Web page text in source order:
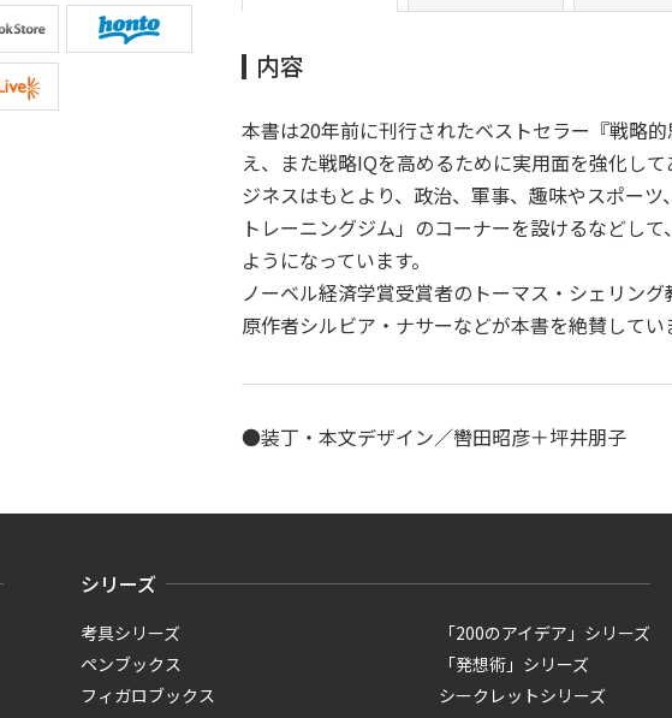
内容
本書は20年前に刊行されたベストセラー『戦略
え、また戦略IQを高めるために実用面を強化し
ジネスはもとより、政治、軍事、趣味やスポー
トレーニングジム」のコーナーを設けるなどし
ようになっています。
ノーベル経済学賞受賞者のトーマス・シェリン
原作者シルビア・ナサーなどが本書を絶賛してい
●装丁・本文デザイン／轡田昭彦＋坪井朋子
シリーズ
考具シリーズ
ペンブックス
フィガロブックス
「200のアイデア」シリーズ
「発想術」シリーズ
シークレットシリーズ